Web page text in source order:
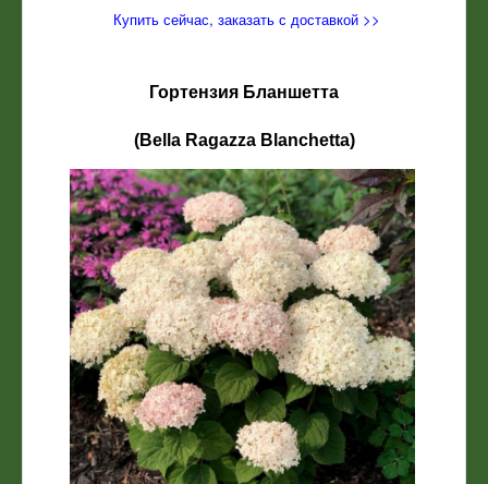
Купить сейчас, заказать с доставкой >>
Гортензия Бланшетта
(Bella Ragazza Blanchetta)